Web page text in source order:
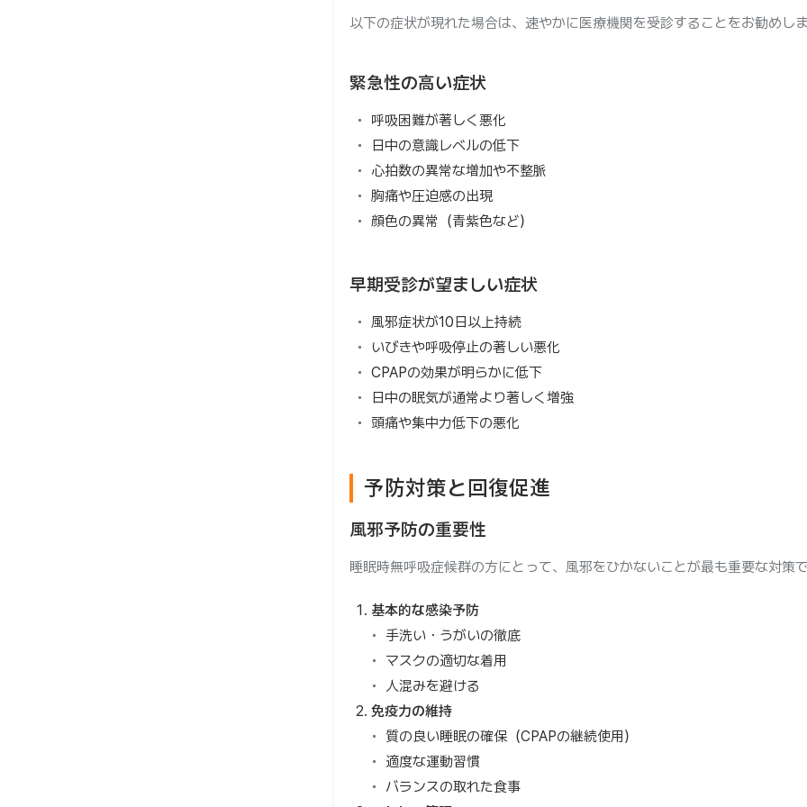
以下の症状が現れた場合は、速やかに医療機関を受診することをお勧めし
緊急性の高い症状
呼吸困難が著しく悪化
日中の意識レベルの低下
心拍数の異常な増加や不整脈
胸痛や圧迫感の出現
顔色の異常（青紫色など）
早期受診が望ましい症状
風邪症状が10日以上持続
いびきや呼吸停止の著しい悪化
CPAPの効果が明らかに低下
日中の眠気が通常より著しく増強
頭痛や集中力低下の悪化
予防対策と回復促進
風邪予防の重要性
睡眠時無呼吸症候群の方にとって、風邪をひかないことが最も重要な対策
基本的な感染予防
手洗い・うがいの徹底
マスクの適切な着用
人混みを避ける
免疫力の維持
質の良い睡眠の確保（CPAPの継続使用）
適度な運動習慣
バランスの取れた食事